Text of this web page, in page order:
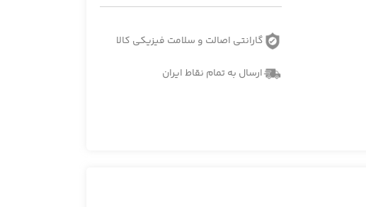
گارانتی اصالت و سلامت فیزیکی کالا
ارسال به تمام نقاط ایران